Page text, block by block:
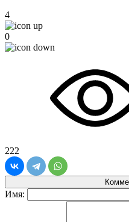
4
0
222
Имя: